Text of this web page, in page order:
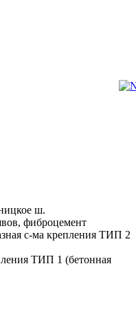
ш.
фиброцемент
с-ма крепления ТИП 2
ТИП 1 (бетонная